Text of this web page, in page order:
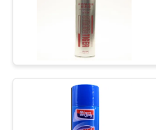
ΠΟΙΟΤΙΚΌΣ
ΈΛΕΓΧΟΣ
ΜΑΣ